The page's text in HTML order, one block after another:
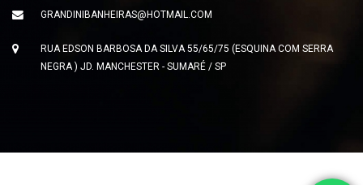
GRANDINIBANHEIRAS@HOTMAIL.COM
RUA EDSON BARBOSA DA SILVA 55/65/75 (ESQUINA COM SERRA
NEGRA ) JD. MANCHESTER - SUMARÉ / SP